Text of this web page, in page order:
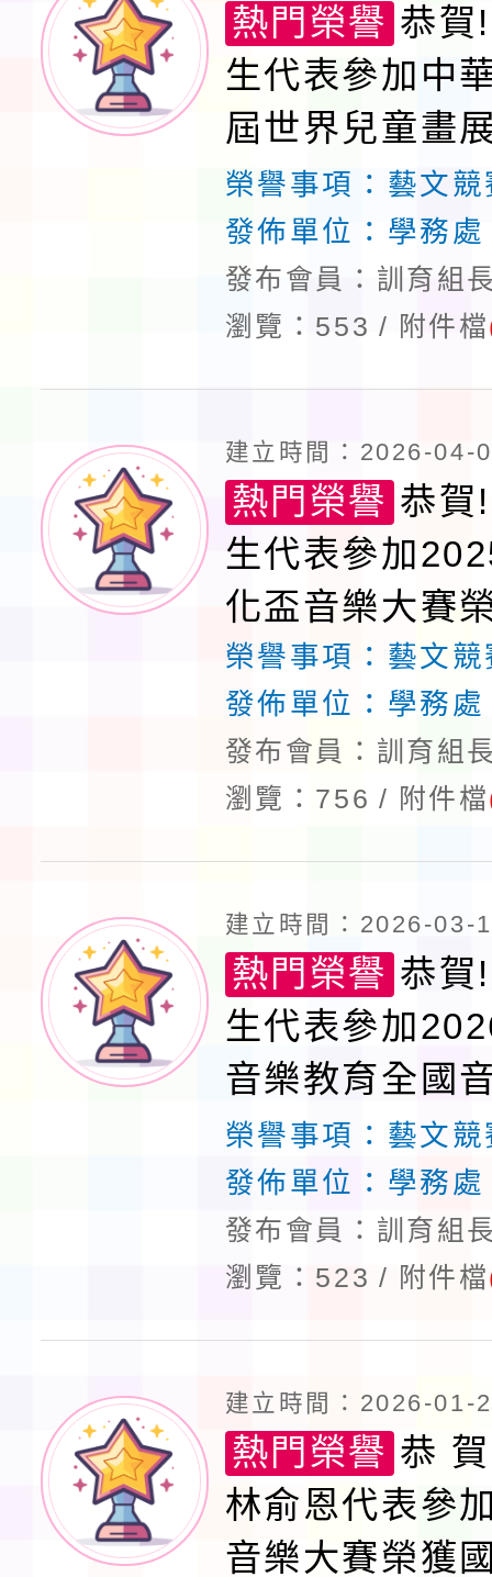
熱門榮譽 恭賀
生代表參加中
屆世界兒童畫
品比賽榮獲佳
榮譽事項： 藝文競
發佈單位： 學務處
發布會員：訓育組
瀏覽：553
附件檔
建立時間：2026-04-
熱門榮譽 恭賀
生代表參加
化盃音樂大賽
榮譽事項： 藝文競
發佈單位： 學務處
發布會員：訓育組
瀏覽：756
附件檔
建立時間：2026-03-
熱門榮譽 恭賀
生代表參加
音樂教育全國
獲佳績!
榮譽事項： 藝文競
發佈單位： 學務處
發布會員：訓育組
瀏覽：523
附件檔
建立時間：2026-01-
熱門榮譽 恭
林俞恩代表參
音樂大賽榮獲